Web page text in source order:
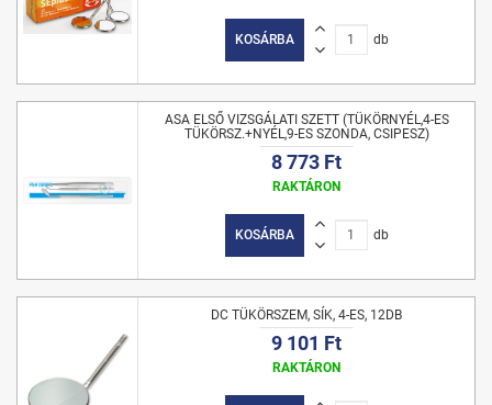
KOSÁRBA db
ASA ELSŐ VIZSGÁLATI SZETT (TÜKÖRNYÉL,4-ES
TÜKÖRSZ.+NYÉL,9-ES SZONDA, CSIPESZ)
8 773 Ft
RAKTÁRON
KOSÁRBA db
DC TÜKÖRSZEM, SÍK, 4-ES, 12DB
9 101 Ft
RAKTÁRON